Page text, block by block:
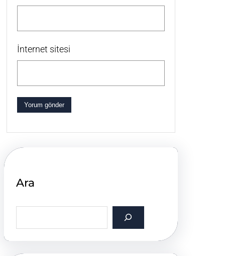
İnternet sitesi
Ara
a